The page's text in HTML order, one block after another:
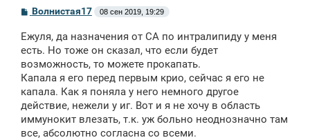
С
о
б
щ
н
и
Волнистая17 08 сен 2019, 19:29
Ежуля, да назначения от СА по интралипиду у меня
есть. Но тоже он сказал, что если будет
возможность, то можете прокапать.
Капала я его перед первым крио, сейчас я его не
капала. Как я поняла у него немного другое
действие, нежели у иг. Вот и я не хочу в область
иммунокит влезать, т.к. уж больно неоднозначно там
все, абсолютно согласна со всеми.